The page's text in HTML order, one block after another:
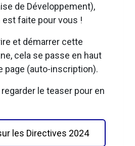
de Développement),
faite pour vous !
et démarrer cette
cela se passe en haut
page (auto-inscription).
regarder le teaser pour en
les Directives 2024